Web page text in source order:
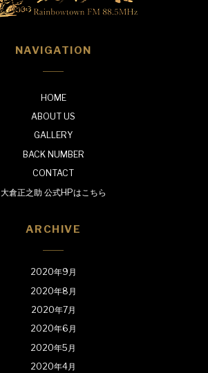
NAVIGATION
HOME
ABOUT US
GALLERY
BACK NUMBER
CONTACT
大倉正之助 公式HPはこちら
ARCHIVE
2020年9月
2020年8月
2020年7月
2020年6月
2020年5月
2020年4月